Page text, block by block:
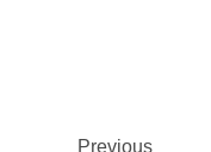
Previous